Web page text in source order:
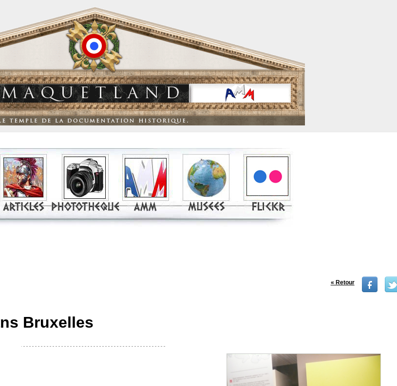
« Retour
Bruxelles